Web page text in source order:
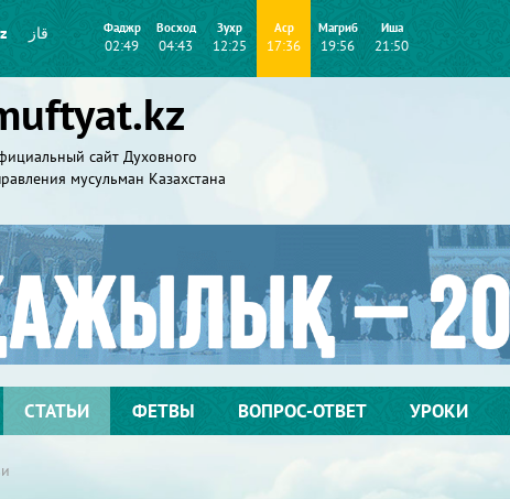
قاز Фаджр
02:49
Восход
04:43
Зухр
12:25
Аср
17:36
Магриб
19:56
Иша
21:50
сайт Духовного
мусульман Казахстана
СТАТЬИ ФЕТВЫ ВОПРОС-ОТВЕТ УРОКИ